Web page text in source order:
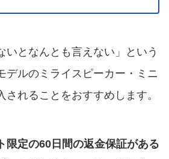
いとなんとも言えない」という
デルのミライスピーカー・ミニ
されることをおすすめします。
限定の60日間の返金保証がある